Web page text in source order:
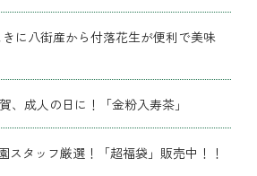
に八街産から付落花生が便利で美味
、成人の日に！「金粉入寿茶」
スタッフ厳選！「超福袋」販売中！！